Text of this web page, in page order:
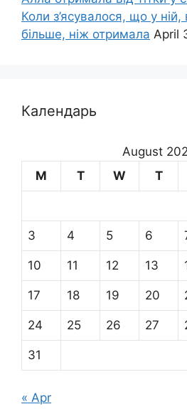
Коли з’ясувалося, що у
більше, ніж отримала April
Календарь
August
M
T W T
3 4 5 6
10 11 12 13
17 18 19 20
24 25 26 27
31
« Apr